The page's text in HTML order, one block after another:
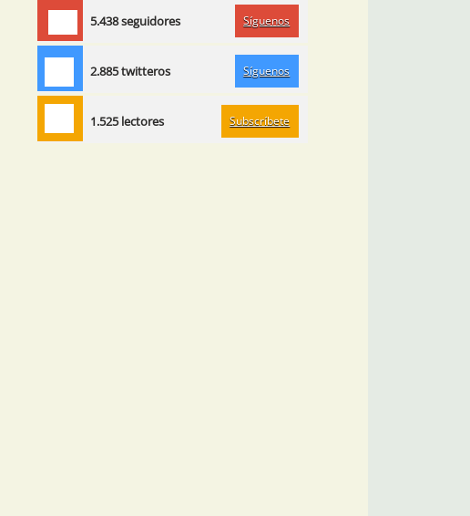
5.438 seguidores Síguenos
2.885 twitteros Síguenos
1.525 lectores Subscríbete